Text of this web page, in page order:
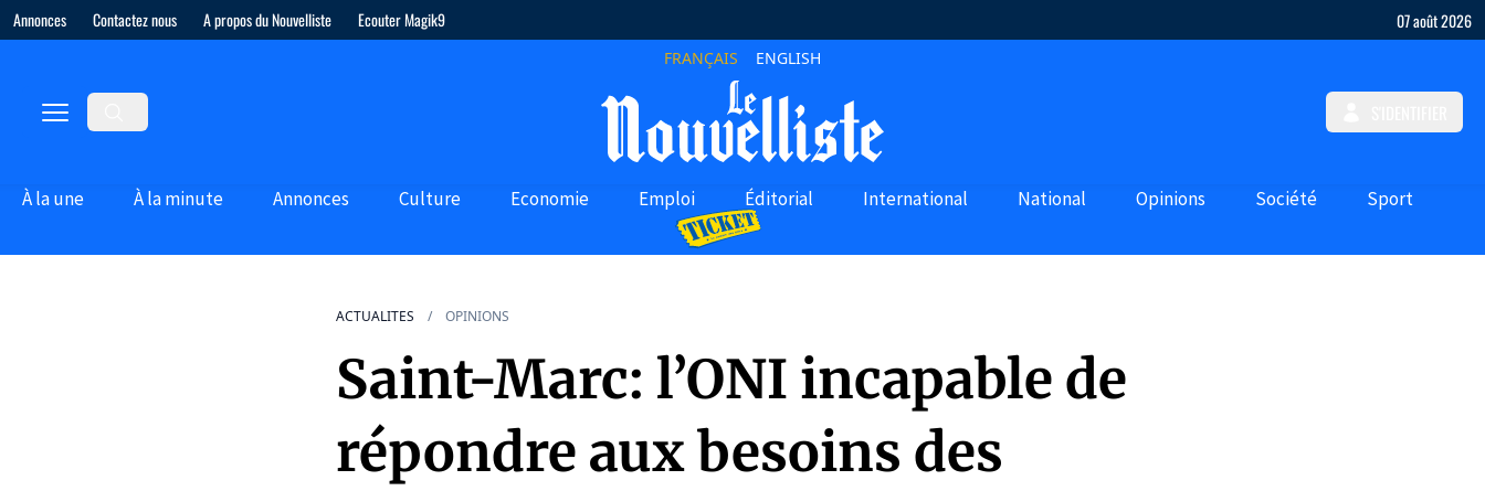
Annonces Contactez nous A propos du Nouvelliste Ecouter Magik9 07 août 2026
FRANÇAIS ENGLISH
À la une À la minute Annonces Culture Economie Emploi Éditorial International National Opinions Société Sport
ACTUALITES OPINIONS
Saint-Marc: l’ONI incapable de
répondre aux besoins des